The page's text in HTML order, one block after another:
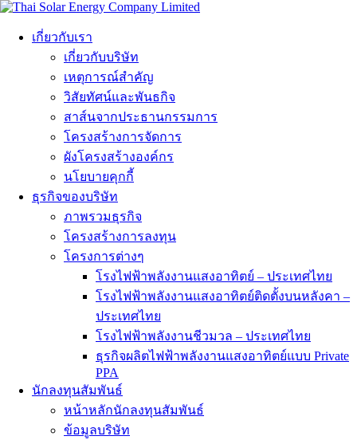
เกี่ยวกับเรา
เกี่ยวกับบริษัท
เหตุการณ์สำคัญ
วิสัยทัศน์และพันธกิจ
สาส์นจากประธานกรรมการ
โครงสร้างการจัดการ
ผังโครงสร้างองค์กร
นโยบายคุกกี้
ธุรกิจของบริษัท
ภาพรวมธุรกิจ
โครงสร้างการลงทุน
โครงการต่างๆ
โรงไฟฟ้าพลังงานแสงอาทิตย์ – ประเทศไทย
โรงไฟฟ้าพลังงานแสงอาทิตย์ติดตั้งบนหลังคา –
ประเทศไทย
โรงไฟฟ้าพลังงานชีวมวล – ประเทศไทย
ธุรกิจผลิตไฟฟ้าพลังงานแสงอาทิตย์แบบ Private
PPA
นักลงทุนสัมพันธ์
หน้าหลักนักลงทุนสัมพันธ์
ข้อมูลบริษัท